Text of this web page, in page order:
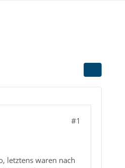
#1
letztens waren nach